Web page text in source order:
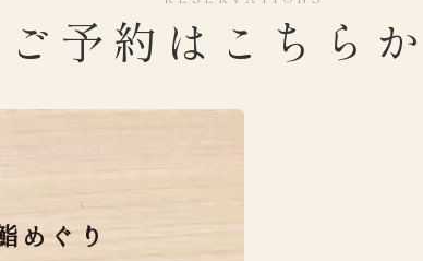
ご予約はこちら
めぐり